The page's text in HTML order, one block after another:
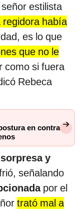
estilista
regidora había
es lo que
que no le
como si fuera
Rebeca
en contra
y
señalando
por el
trató mal a